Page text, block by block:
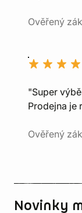
Ověřený
"Super
Prodejna je
Ověřený
Novinky